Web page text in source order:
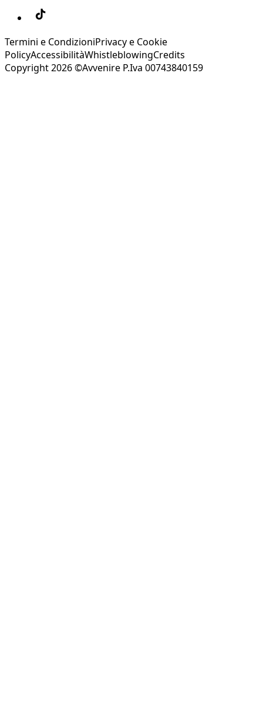
Termini e CondizioniPrivacy e Cookie
PolicyAccessibilitàWhistleblowingCredits
Copyright 2026 ©Avvenire P.Iva 00743840159